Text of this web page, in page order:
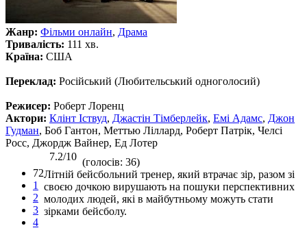
Жанр: Фільми онлайн, Драма
Тривалість: 111 хв.
Країна: США
Переклад: Російський (Любительський одноголосий)
Режисер: Роберт Лоренц
Актори: Клінт Іствуд, Джастін Тімберлейк, Емі Адамс, Джон
Гудман, Боб Гантон, Меттью Ліллард, Роберт Патрік, Челсі
Росс, Джордж Вайнер, Ед Лотер
72
1
2
3
4
7.2/10 (голосів: 36)
Літній бейсбольний тренер, який втрачає зір, разом зі
своєю дочкою вирушають на пошуки перспективних
молодих людей, які в майбутньому можуть стати
зірками бейсболу.